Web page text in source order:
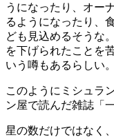
うになったり、オー
るようになったり、
ども見込めるそう
を下げられたことを
いう噂もあるらしい。
このようにミシュラ
ン屋で読んだ雑誌「
星の数だけではなく、